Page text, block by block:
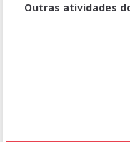
Outras atividades